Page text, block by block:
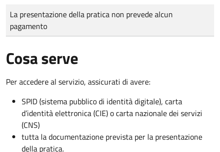
Tipo di pagamento
Importo
La presentazione della pratica non prevede alcun
pagamento
Cosa serve
Per accedere al servizio, assicurati di avere:
SPID (sistema pubblico di identità digitale), carta
d’identità elettronica (CIE) o carta nazionale dei servizi
(CNS)
tutta la documentazione prevista per la presentazione
della pratica.